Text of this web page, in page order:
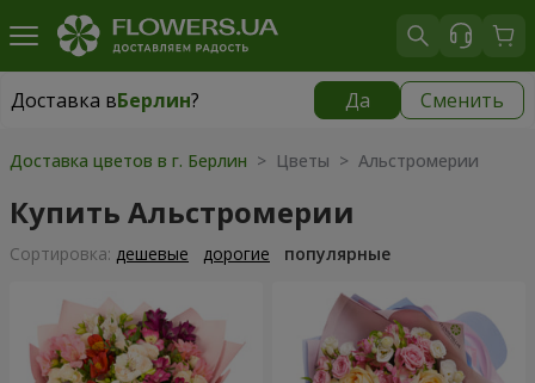
Доставка вБерлин? Да Сменить
Доставка вБерлин|
Доставка цветов в г. Берлин > Цветы > Альстромерии
Купить Альстромерии
Cортировка: дешевые дорогие популярные